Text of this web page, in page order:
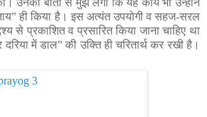
ही किया है। इस अत्यंत उपयोगी व सहज-सरल
से प्रकाशित व प्रसारित किया जाना चाहिए था
में डाल” की उक्ति ही चरितार्थ कर रखी है।